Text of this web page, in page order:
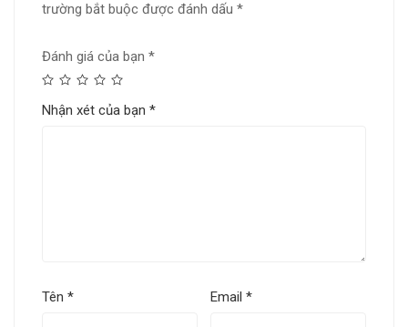
trường bắt buộc được đánh dấu *
Đánh giá của bạn *
Nhận xét của bạn *
Tên * Email*